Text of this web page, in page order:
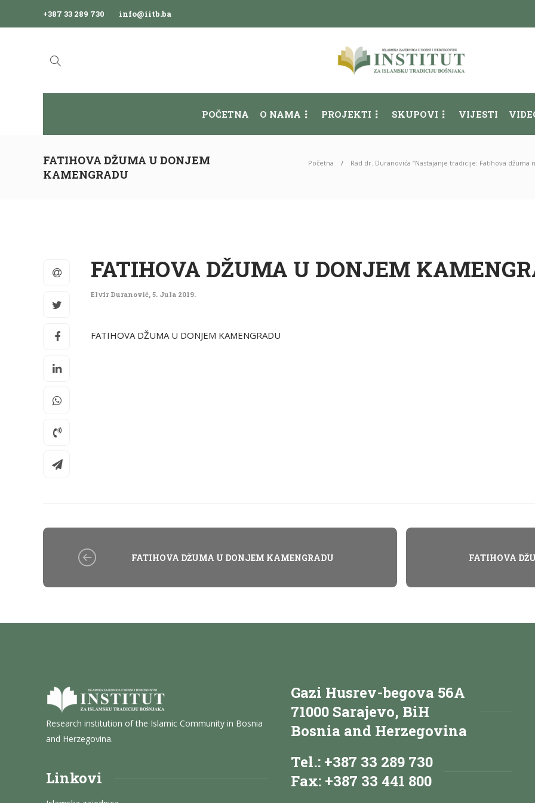
+387 33 289 730 info@iitb.ba
POČETNA O NAMA PROJEKTI SKUPOVI VIJESTI
FATIHOVA DŽUMA U DONJEM
KAMENGRADU
Početna Rad dr. Duranovića “Nastajanje tradicije: Fatihova džuma
FATIHOVA DŽUMA U DONJEM
Elvir Duranović, 5. Jula 2019.
FATIHOVA DŽUMA U DONJEM KAMENGRADU
FATIHOVA DŽUMA U DONJEM KAMENGRADU FATIHOVA
Research institution of the Islamic Community in Bosnia
and Herzegovina.
Linkovi
Gazi Husrev-begova 56A
71000 Sarajevo, BiH
Bosnia and Herzegovina
Tel.: +387 33 289 730
Fax: +387 33 441 800